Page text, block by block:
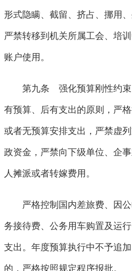
形式隐瞒、截留、挤占、挪用
严禁转移到机关所属工会、培
账户使用。
第九条 强化预算刚性约束
有预算、后有支出的原则，严
或者无预算安排支出，严禁虚
政资金，严禁向下级单位、企
人摊派或者转嫁费用。
严格控制国内差旅费、因公
务接待费、公务用车购置及运
支出。年度预算执行中不予追
的，严格按照规定程序报批。